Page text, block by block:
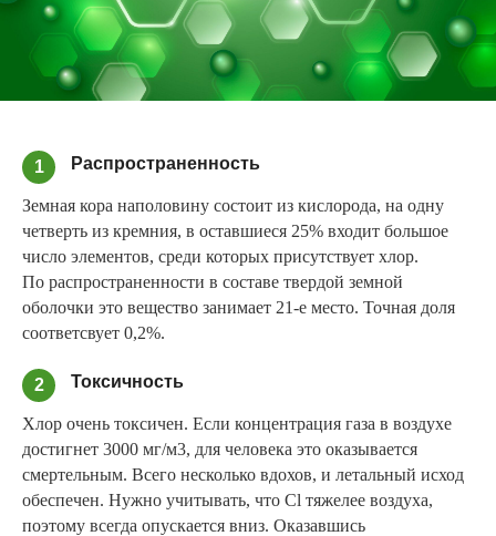
1 Распространенность
Земная кора наполовину состоит из кислорода, на одну
четверть из кремния, в оставшиеся 25% входит большое
число элементов, среди которых присутствует хлор.
По распространенности в составе твердой земной
оболочки это вещество занимает 21-е место. Точная доля
соответсвует 0,2%.
2 Токсичность
Хлор очень токсичен. Если концентрация газа в воздухе
достигнет 3000 мг/м3, для человека это оказывается
смертельным. Всего несколько вдохов, и летальный исход
обеспечен. Нужно учитывать, что Cl тяжелее воздуха,
поэтому всегда опускается вниз. Оказавшись